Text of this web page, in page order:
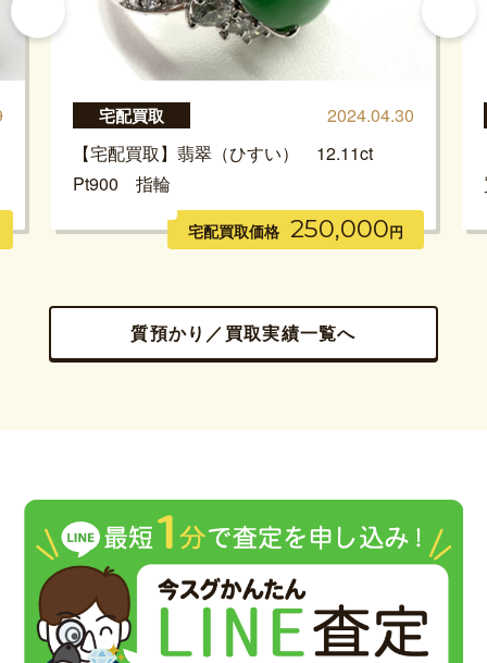
宅配買取
2024.04.30
【宅配買取】翡翠（ひすい） 12.11ct
Pt900 指輪
宅配買取価格 250,000円
質預かり／買取実績一覧へ